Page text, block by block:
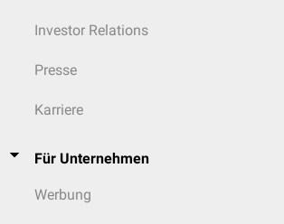
Investor Relations
Presse
Karriere
Für Unternehmen
Werbung